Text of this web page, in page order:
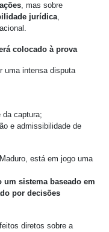
, mas sobre
jurídica,
colocado à prova
uma intensa disputa
da captura;
e admissibilidade de
está em jogo uma
sistema baseado em
por decisões
diretos sobre a